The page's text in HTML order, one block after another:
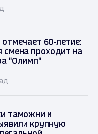
отмечает 60‑летие:
смена проходит на
"Олимп"
таможни и
крупную